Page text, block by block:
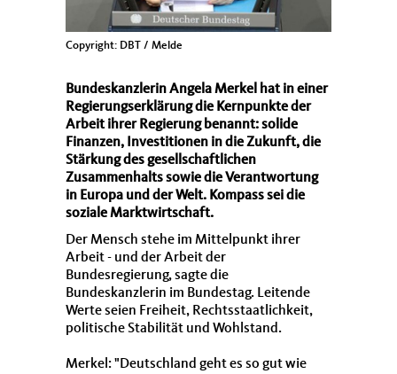
Copyright: DBT / Melde
Bundeskanzlerin Angela Merkel hat in einer
Regierungserklärung die Kernpunkte der
Arbeit ihrer Regierung benannt: solide
Finanzen, Investitionen in die Zukunft, die
Stärkung des gesellschaftlichen
Zusammenhalts sowie die Verantwortung
in Europa und der Welt. Kompass sei die
soziale Marktwirtschaft.
Der Mensch stehe im Mittelpunkt ihrer
Arbeit - und der Arbeit der
Bundesregierung, sagte die
Bundeskanzlerin im Bundestag. Leitende
Werte seien Freiheit, Rechtsstaatlichkeit,
politische Stabilität und Wohlstand.
Merkel: "Deutschland geht es so gut wie